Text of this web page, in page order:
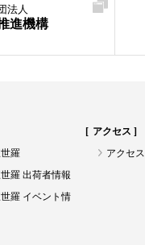
法人
進機構
羅
羅 出荷者情報
羅 イベント情
アクセス
アクセス